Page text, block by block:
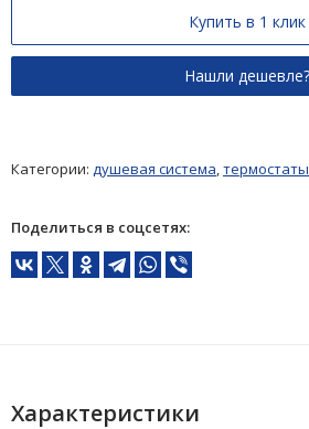
Купить в 1 клик
Категории: душевая система термостаты
Поделиться в соцсетях:
Характеристики